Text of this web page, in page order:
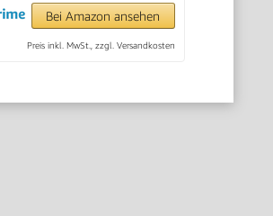
Bei Amazon ansehen
Preis inkl. MwSt., zzgl. Versandkosten